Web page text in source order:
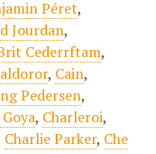
Péret,
Jourdan,
Cederrftam,
, Cain,
Pedersen,
, Charleroi,
Charlie Parker, Che